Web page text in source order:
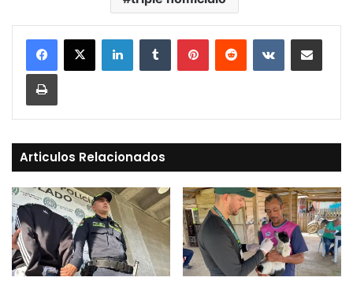
LinkedInTumblr PinterestReddit VKontakteCompartir vía Mail
Print
Articulos Relacionados